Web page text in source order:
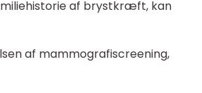
af brystkræft, kan
af mammografiscreening,